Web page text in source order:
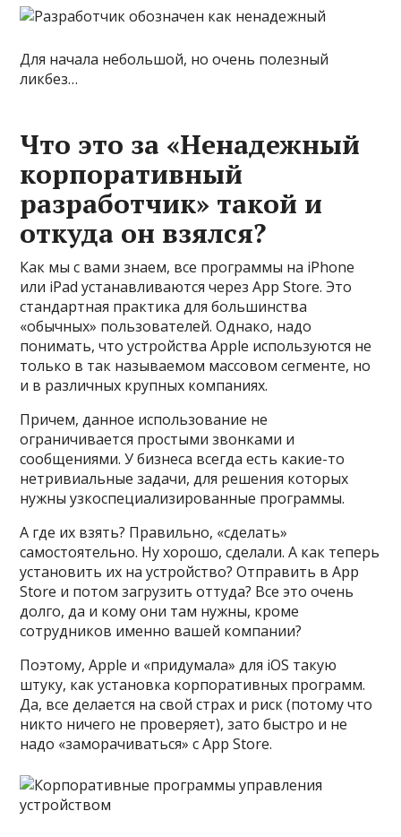
Для начала небольшой, но очень полезный
ликбез…
Что это за «Ненадежный
корпоративный
разработчик» такой и
откуда он взялся?
Как мы с вами знаем, все программы на iPhone
или iPad устанавливаются через App Store. Это
стандартная практика для большинства
«обычных» пользователей. Однако, надо
понимать, что устройства Apple используются не
только в так называемом массовом сегменте, но
и в различных крупных компаниях.
Причем, данное использование не
ограничивается простыми звонками и
сообщениями. У бизнеса всегда есть какие-то
нетривиальные задачи, для решения которых
нужны узкоспециализированные программы.
А где их взять? Правильно, «сделать»
самостоятельно. Ну хорошо, сделали. А как теперь
установить их на устройство? Отправить в App
Store и потом загрузить оттуда? Все это очень
долго, да и кому они там нужны, кроме
сотрудников именно вашей компании?
Поэтому, Apple и «придумала» для iOS такую
штуку, как установка корпоративных программ.
Да, все делается на свой страх и риск (потому что
никто ничего не проверяет), зато быстро и не
надо «заморачиваться» с App Store.